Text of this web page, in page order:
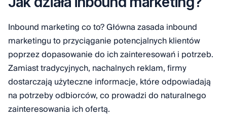
Inbound marketing co to? Główna zasada inbound
marketingu to przyciąganie potencjalnych klientów
poprzez dopasowanie do ich zainteresowań i potrzeb.
Zamiast tradycyjnych, nachalnych reklam, firmy
dostarczają użyteczne informacje, które odpowiadają
na potrzeby odbiorców, co prowadzi do naturalnego
zainteresowania ich ofertą.